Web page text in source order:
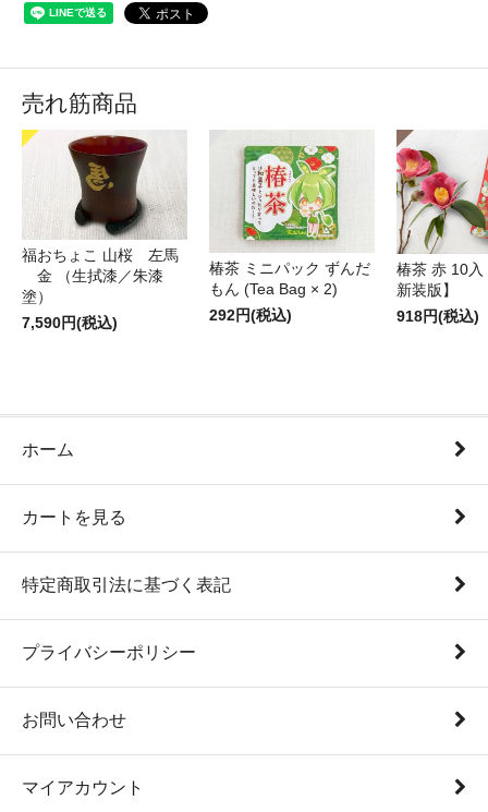
売れ筋商品
福おちょこ 山桜 左馬
金 （生拭漆／朱漆
塗）
7,590円(税込)
椿茶 ミニパック ずんだ
もん (Tea Bag × 2)
292円(税込)
椿茶 赤 10入
新装版】
918円(税込)
ホーム
カートを見る
特定商取引法に基づく表記
プライバシーポリシー
お問い合わせ
マイアカウント